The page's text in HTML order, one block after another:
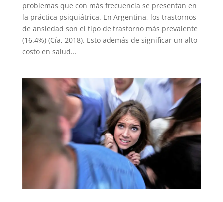
problemas que con más frecuencia se presentan en
la práctica psiquiátrica. En Argentina, los trastornos
de ansiedad son el tipo de trastorno más prevalente
(16.4%) (Cía, 2018). Esto además de significar un alto
costo en salud...